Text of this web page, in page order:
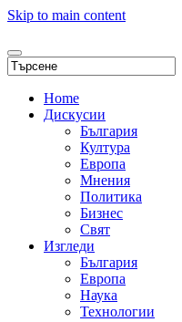
Skip to main content
Home
Дискусии
България
Култура
Европа
Мнения
Политика
Бизнес
Свят
Изгледи
България
Европа
Наука
Технологии